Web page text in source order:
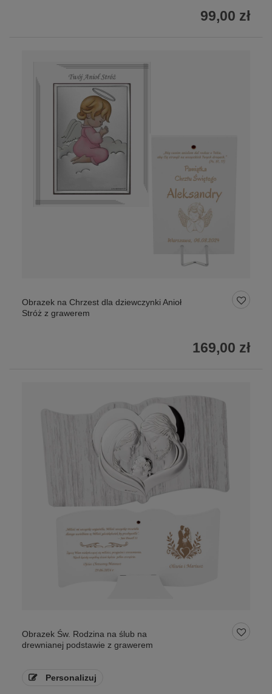
99,00 zł
Obrazek na Chrzest dla dziewczynki Anioł
Stróż z grawerem
169,00 zł
Obrazek Św. Rodzina na ślub na
drewnianej podstawie z grawerem
Personalizuj